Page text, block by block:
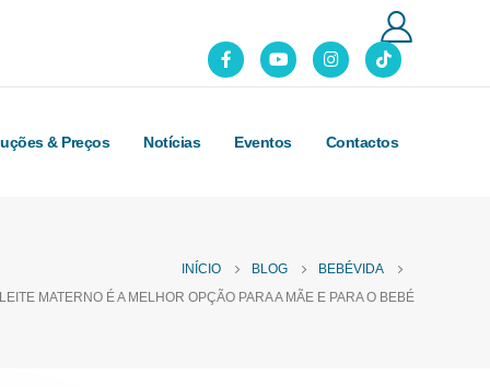
& Preços Notícias Eventos Contactos
INÍCIO BLOG
BEBÉVIDA
MATERNO É A MELHOR OPÇÃO PARA A MÃE E PARA O BEBÉ